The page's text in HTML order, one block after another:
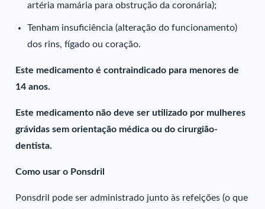
artéria mamária para obstrução da coronária);
Tenham insuficiência (alteração do funcionamento)
dos rins, fígado ou coração.
Este medicamento é contraindicado para menores de
14 anos.
Este medicamento não deve ser utilizado por mulheres
grávidas sem orientação médica ou do cirurgião-
dentista.
Como usar o Ponsdril
Ponsdril pode ser administrado junto às refeições (o que